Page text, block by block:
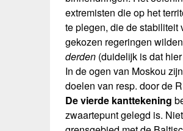
extremisten die op het
te plegen, die de stabiliteit
gekozen regeringen
derden (duidelijk is dat
In de ogen van Moskou
doelen van resp. door de
De vierde kanttekening
zwaartepunt gelegd is.